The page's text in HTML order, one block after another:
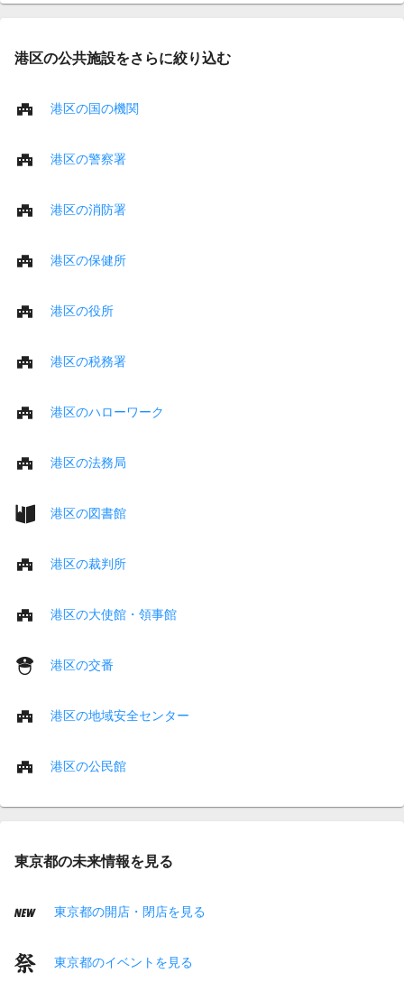
港区の公共施設をさらに絞り込む
港区の国の機関
港区の警察署
港区の消防署
港区の保健所
港区の役所
港区の税務署
港区のハローワーク
港区の法務局
港区の図書館
港区の裁判所
港区の大使館・領事館
港区の交番
港区の地域安全センター
港区の公民館
東京都の未来情報を見る
東京都の開店・閉店を見る
東京都のイベントを見る